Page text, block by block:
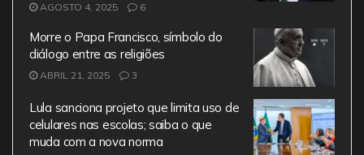
AGOSTO 4, 2025 6
Morre o Papa Francisco, símbolo do
diálogo entre as religiões
ABRIL 21, 2025 3
Lula sanciona projeto que limita uso de
celulares nas escolas; saiba o que
muda com a nova norma